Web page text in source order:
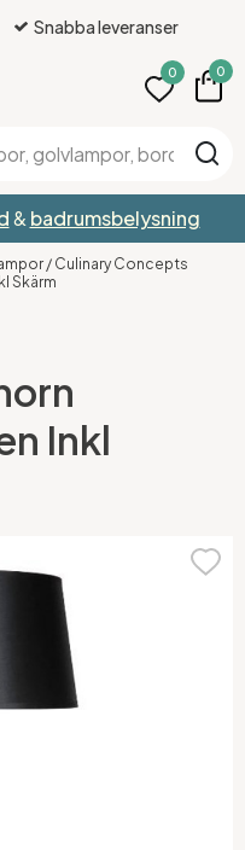
Snabba leveranser
0 0
& badrumsbelysning
/ Culinary Concepts
Skärm
Inkl